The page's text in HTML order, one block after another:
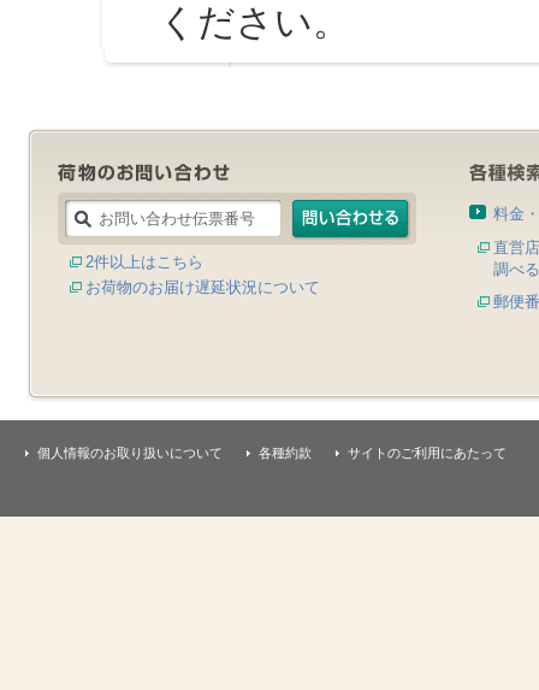
ください。
2件以上はこちら
お荷物のお届け遅延状況について
料金
直営
調べる
郵便
個人情報のお取り扱いについて 各種約款 サイトのご利用にあたって